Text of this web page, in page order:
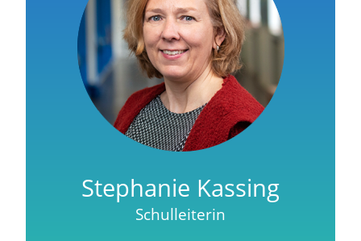
Stephanie Kassing
Schulleiterin